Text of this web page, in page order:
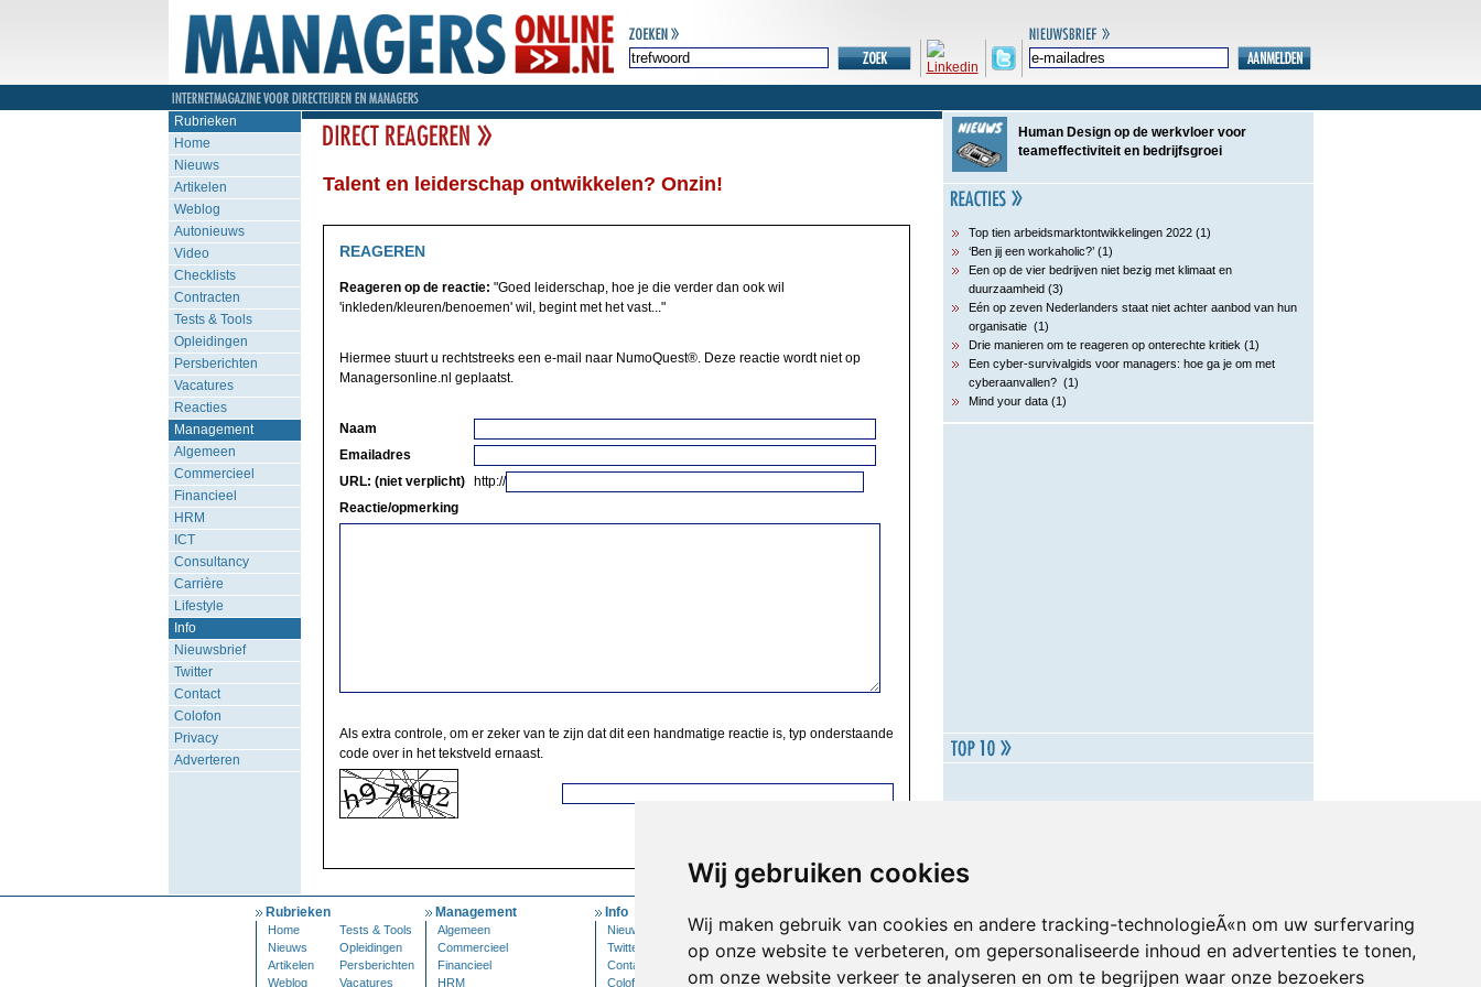
Wij gebruiken cookies
Wij maken gebruik van cookies en andere tracking-technologieÃ«n om uw surfervaring
op onze website te verbeteren, om gepersonaliseerde inhoud en advertenties te tonen,
om onze website verkeer te analyseren en om te begrijpen waar onze bezoekers
Rubrieken
Home
Nieuws
Artikelen
Weblog
Autonieuws
Video
Checklists
Contracten
Tests & Tools
Opleidingen
Persberichten
Vacatures
Reacties
Management
Algemeen
Commercieel
Financieel
HRM
ICT
Consultancy
Carrière
Lifestyle
Info
Nieuwsbrief
Twitter
Contact
Colofon
Privacy
Adverteren
Talent en leiderschap ontwikkelen? Onzin!
REAGEREN
Reageren op de reactie: "Goed leiderschap, hoe je die verder dan ook wil
'inkleden/kleuren/benoemen' wil, begint met het vast..."
Hiermee stuurt u rechtstreeks een e-mail naar NumoQuest®. Deze reactie wordt niet op
Managersonline.nl geplaatst.
Naam
Emailadres
URL: (niet verplicht)
http://
Reactie/opmerking
Als extra controle, om er zeker van te zijn dat dit een handmatige reactie is, typ onderstaande
code over in het tekstveld ernaast.
Human Design op de werkvloer voor
teameffectiviteit en bedrijfsgroei
Top tien arbeidsmarktontwikkelingen 2022 (1)
‘Ben jij een workaholic?’ (1)
Een op de vier bedrijven niet bezig met klimaat en
duurzaamheid (3)
Eén op zeven Nederlanders staat niet achter aanbod van hun
organisatie (1)
Drie manieren om te reageren op onterechte kritiek (1)
Een cyber-survivalgids voor managers: hoe ga je om met
cyberaanvallen? (1)
Mind your data (1)
Rubrieken
Home
Tests & Tools
Nieuws
Opleidingen
Artikelen
Persberichten
Weblog
Vacatures
Management
Algemeen
Commercieel
Financieel
HRM
Info
Nieuwsbrief
Twitter
Contact
Colofon
Inloggen